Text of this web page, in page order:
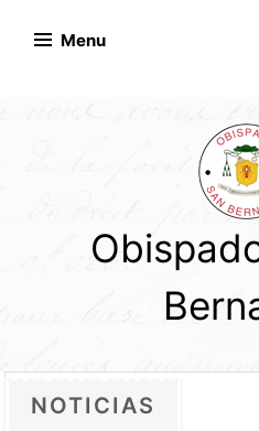
Menu
NOTICIAS